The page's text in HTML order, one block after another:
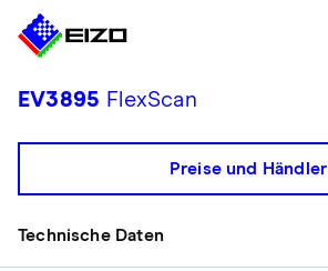
EV3895 FlexScan
Technische Daten
Preise und Händler